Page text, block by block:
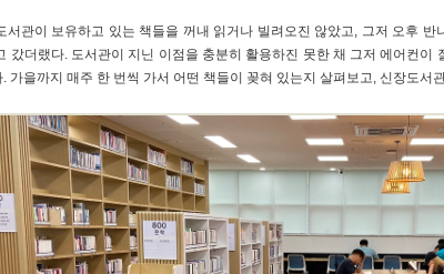
서관이 보유하고 있는 책들을 꺼내 읽거나 빌려오진 않았고, 그저 오후 반
갔더랬다.도서관이 지닌 이점을 충분히 활용하진 못한 채 그저 에어컨이
가을까지 매주 한 번씩 가서 어떤 책들이 꽂혀 있는지 살펴보고, 신장도서